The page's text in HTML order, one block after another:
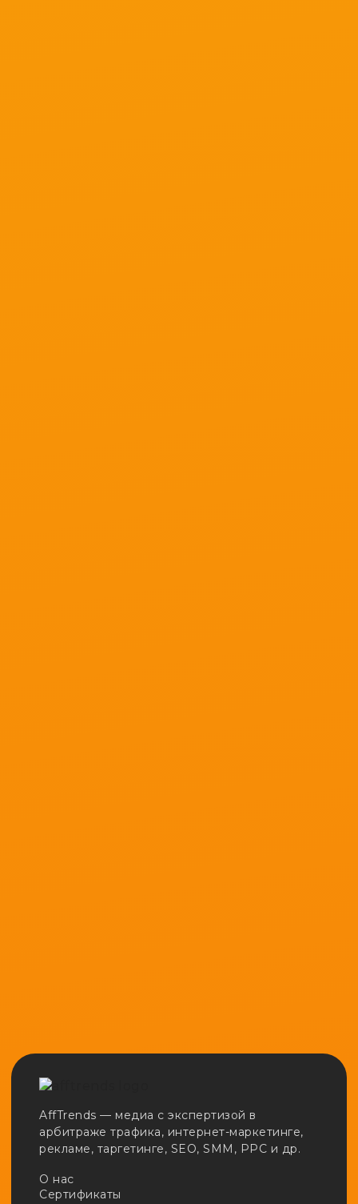
AffTrends — медиа с экспертизой в
арбитраже трафика, интернет-маркетинге,
рекламе, таргетинге, SEO, SMM, PPC и др.
О нас
Сертификаты